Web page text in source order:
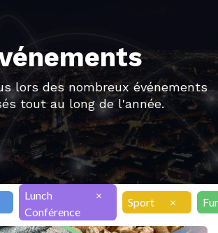
lors des nombreux événements
tout au long de l'année.
Lunch
Conférence
×
Sport ×